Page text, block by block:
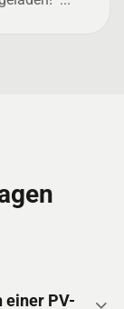
einer PV-